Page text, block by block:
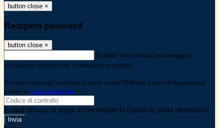
button close ×
Recupero password
button close ×
E-mail Verrà inviato un messaggio
all'indirizzo indicato con le istruzioni necessarie.
Non hai una e-mail associata al nome utente? Effettua il reset della password
tramite la Login Spaggiari
E-mail inviata, si prega di controllare la casella di posta elettronica!